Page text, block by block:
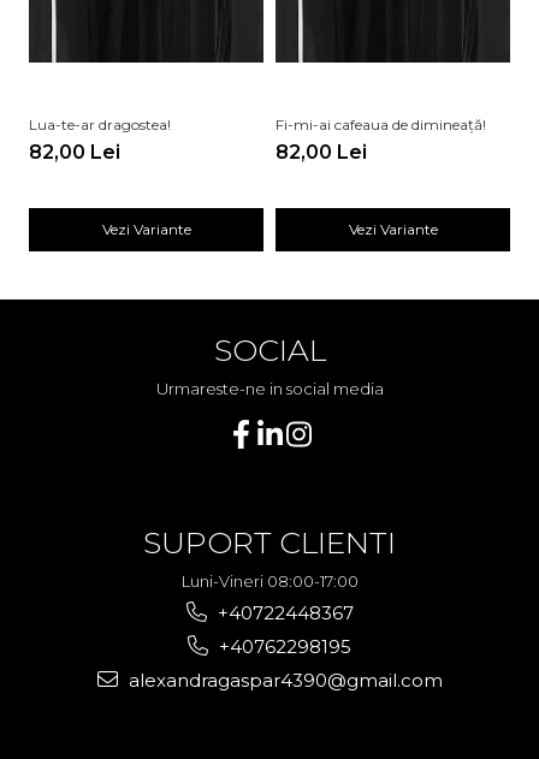
Lua-te-ar dragostea!
82,00 Lei
Vezi Variante
Fi-mi-ai cafeaua de dimineață!
82,00 Lei
Vezi Variante
SOCIAL
Urmareste-ne in social media
SUPORT CLIENTI
Luni-Vineri 08:00-17:00
+40722448367
+40762298195
alexandragaspar4390@gmail.com